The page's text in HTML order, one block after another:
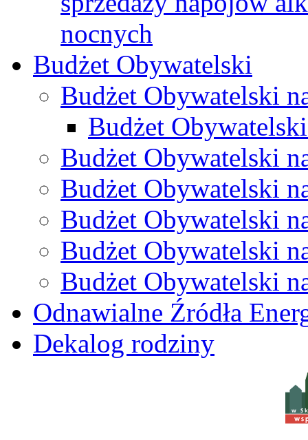
nocnych
Budżet Obywatelski
Budżet Obywatelski
Budżet
Budżet Obywatelski
Budżet Obywatelski
Budżet Obywatelski
Budżet Obywatelski
Budżet Obywatelski
Odnawialne Źródła
Dekalog rodziny
w